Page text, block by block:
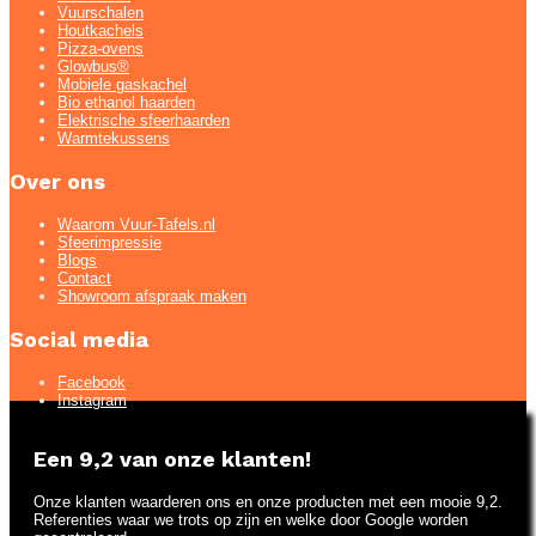
Vuurschalen
Houtkachels
Pizza-ovens
Glowbus®
Mobiele gaskachel
Bio ethanol haarden
Elektrische sfeerhaarden
Warmtekussens
Over ons
Waarom Vuur-Tafels.nl
Sfeerimpressie
Blogs
Contact
Showroom afspraak maken
Social media
Facebook
Instagram
Een 9,2 van onze klanten!
Onze klanten waarderen ons en onze producten met een mooie 9,2.
Referenties waar we trots op zijn en welke door Google worden